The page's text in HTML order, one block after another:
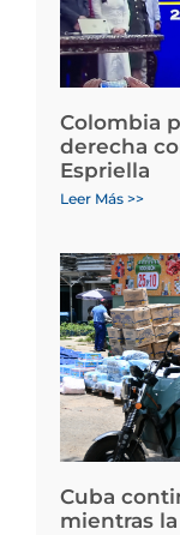
Colombia
derecha
Espriella
Leer Más >>
Cuba
mientras